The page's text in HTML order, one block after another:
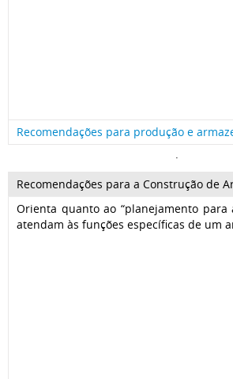
Recomendações para produção e
.
Recomendações para a Construção de
Orienta quanto ao “planejamento
atendam às funções específicas de um